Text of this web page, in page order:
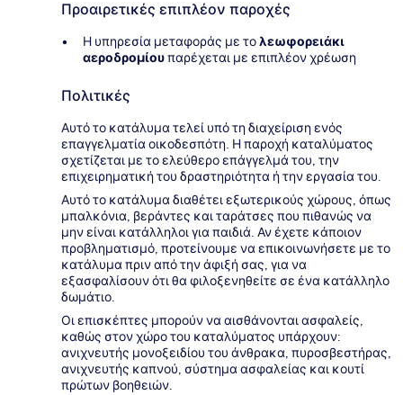
Προαιρετικές επιπλέον παροχές
Η υπηρεσία μεταφοράς με τολεωφορειάκι
αεροδρομίουπαρέχεται με επιπλέον χρέωση
Πολιτικές
Αυτό το κατάλυμα τελεί υπό τη διαχείριση ενός
επαγγελματία οικοδεσπότη. Η παροχή καταλύματος
σχετίζεται με το ελεύθερο επάγγελμά του, την
επιχειρηματική του δραστηριότητα ή την εργασία του.
Αυτό το κατάλυμα διαθέτει εξωτερικούς χώρους, όπως
μπαλκόνια, βεράντες και ταράτσες που πιθανώς να
μην είναι κατάλληλοι για παιδιά. Αν έχετε κάποιον
προβληματισμό, προτείνουμε να επικοινωνήσετε με το
κατάλυμα πριν από την άφιξή σας, για να
εξασφαλίσουν ότι θα φιλοξενηθείτε σε ένα κατάλληλο
δωμάτιο.
Οι επισκέπτες μπορούν να αισθάνονται ασφαλείς,
καθώς στον χώρο του καταλύματος υπάρχουν:
ανιχνευτής μονοξειδίου του άνθρακα, πυροσβεστήρας,
ανιχνευτής καπνού, σύστημα ασφαλείας και κουτί
πρώτων βοηθειών.